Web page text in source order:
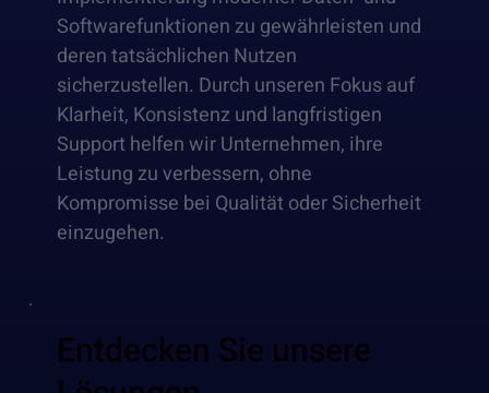
Softwarefunktionen zu gewährleisten und
deren tatsächlichen Nutzen
sicherzustellen. Durch unseren Fokus auf
Klarheit, Konsistenz und langfristigen
Support helfen wir Unternehmen, ihre
Leistung zu verbessern, ohne
Kompromisse bei Qualität oder Sicherheit
einzugehen.
Entdecken Sie unsere